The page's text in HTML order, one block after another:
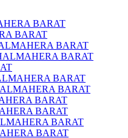
BARAT
BARAT
BARAT
BARAT
BARAT
BARAT
BARAT
BARAT
BARAT
BARAT